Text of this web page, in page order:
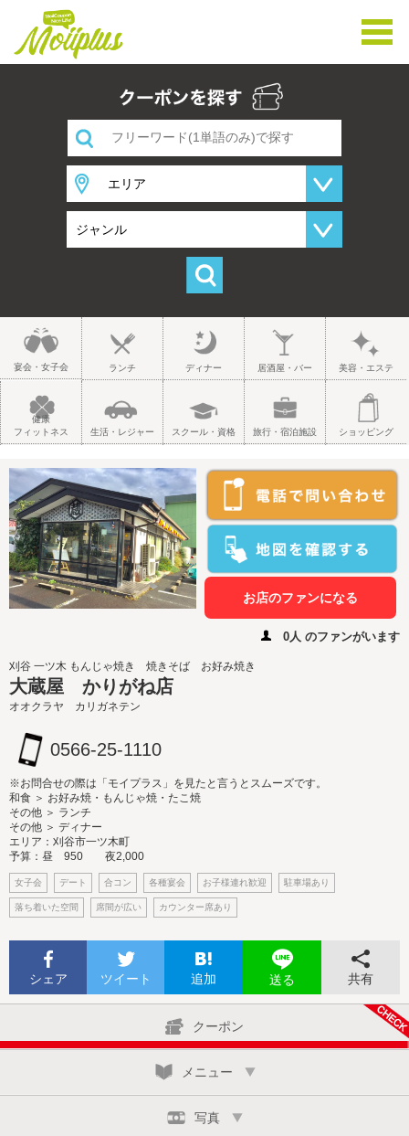
宴会・女子会 ランチ ディナー 居酒屋・バー 美容・エステ
健康
フィットネス
生活・レジャー スクール・資格 旅行・宿泊施設 ショッピング
お店のファンになる
0人 のファンがいます
刈谷 一ツ木 もんじゃ焼き 焼きそば お好み焼き
大蔵屋 かりがね店
オオクラヤ カリガネテン
0566-25-1110
※お問合せの際は「モイプラス」を見たと言うとスムーズです。
和食 ＞ お好み焼・もんじゃ焼・たこ焼
その他 ＞ ランチ
その他 ＞ ディナー
エリア：刈谷市一ツ木町
予算：昼 950 夜2,000
女子会 デート 合コン 各種宴会 お子様連れ歓迎 駐車場あり
落ち着いた空間 席間が広い カウンター席あり
シェア ツイート 追加 送る 共有
クーポン
メニュー
写真